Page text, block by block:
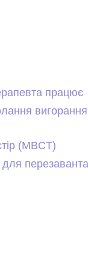
працює
(MBCT)